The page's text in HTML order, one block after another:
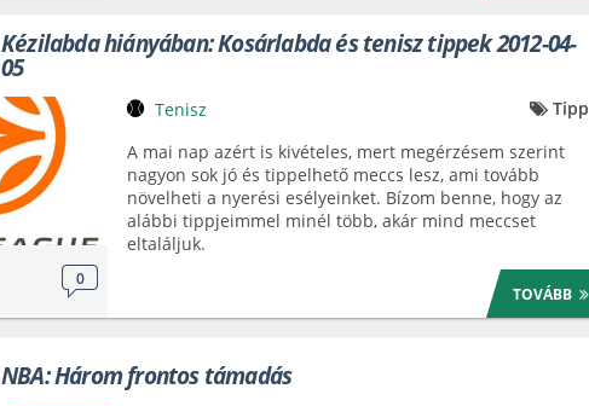
Kézilabda hiányában: Kosárlabda és tenisz tippek 2012-04-
05
0
Tenisz
Tipp
A mai nap azért is kivételes, mert megérzésem szerint
nagyon sok jó és tippelhető meccs lesz, ami tovább
növelheti a nyerési esélyeinket. Bízom benne, hogy az
alábbi tippjeimmel minél több, akár mind meccset
eltaláljuk.
TOVÁBB
NBA: Három frontos támadás